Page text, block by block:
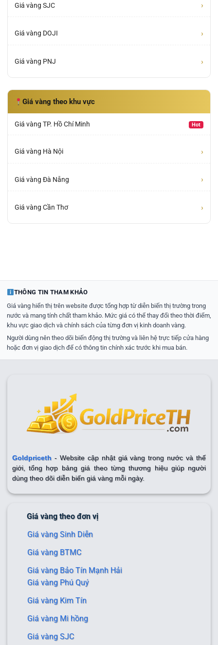
Giá vàng SJC ›
Giá vàng DOJI ›
Giá vàng PNJ ›
Giá vàng theo khu vực
Giá vàng TP. Hồ Chí Minh Hot
Giá vàng Hà Nội ›
Giá vàng Đà Nẵng ›
Giá vàng Cần Thơ ›
THÔNG TIN THAM KHẢO
Giá vàng hiển thị trên website được tổng hợp từ diễn biến thị trường trong
nước và mang tính chất tham khảo. Mức giá có thể thay đổi theo thời điểm,
khu vực giao dịch và chính sách của từng đơn vị kinh doanh vàng.
Người dùng nên theo dõi biến động thị trường và liên hệ trực tiếp cửa hàng
hoặc đơn vị giao dịch để có thông tin chính xác trước khi mua bán.
Goldpriceth- Website cập nhật giá vàng trong nước và thế
giới, tổng hợp bảng giá theo từng thương hiệu giúp người
dùng theo dõi diễn biến giá vàng mỗi ngày.
Giá vàng theo đơn vị
Giá vàng Sinh Diễn
Giá vàng BTMC
Giá vàng Bảo Tín Mạnh Hải
Giá vàng Phú Quý
Giá vàng Kim Tín
Giá vàng Mi hồng
Giá vàng SJC